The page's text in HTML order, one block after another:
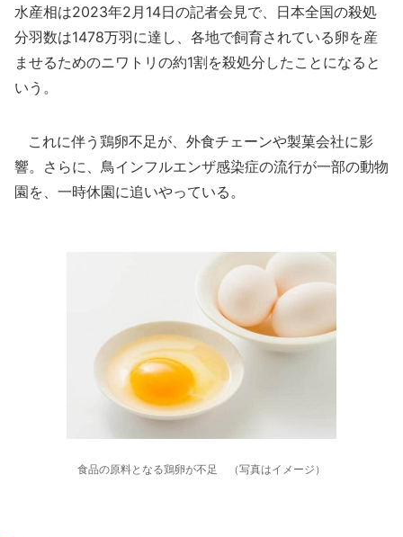
水産相は2023年2月14日の記者会見で、日本全国の殺処
分羽数は1478万羽に達し、各地で飼育されている卵を産
ませるためのニワトリの約1割を殺処分したことになると
いう。
これに伴う鶏卵不足が、外食チェーンや製菓会社に影
響。さらに、鳥インフルエンザ感染症の流行が一部の動物
園を、一時休園に追いやっている。
食品の原料となる鶏卵が不足 （写真はイメージ）